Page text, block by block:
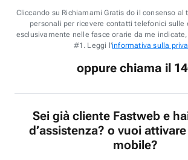
Cliccando su Richiamami Gratis do il consenso
personali per ricevere contatti telefonici sulle
esclusivamente nelle fasce orarie da me
#1. Leggi l'informativa sulla
oppure chiama il
Sei già cliente Fastweb e
d’assistenza? o vuoi attivare
mobile?